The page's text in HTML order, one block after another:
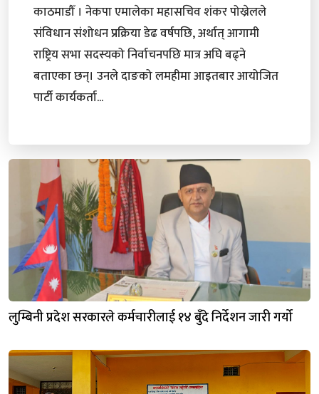
काठमाडौँ । नेकपा एमालेका महासचिव शंकर पोख्रेलले
संविधान संशोधन प्रक्रिया डेढ वर्षपछि, अर्थात् आगामी
राष्ट्रिय सभा सदस्यको निर्वाचनपछि मात्र अघि बढ्ने
बताएका छन्। उनले दाङको लमहीमा आइतबार आयोजित
पार्टी कार्यकर्ता...
लुम्बिनी प्रदेश सरकारले कर्मचारीलाई १४ बुँदे निर्देशन जारी गर्यो